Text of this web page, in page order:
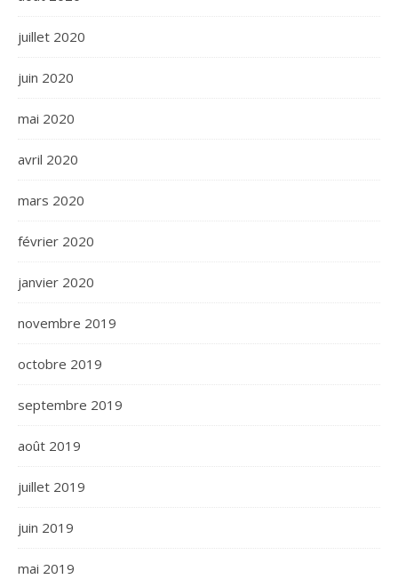
juillet 2020
juin 2020
mai 2020
avril 2020
mars 2020
février 2020
janvier 2020
novembre 2019
octobre 2019
septembre 2019
août 2019
juillet 2019
juin 2019
mai 2019